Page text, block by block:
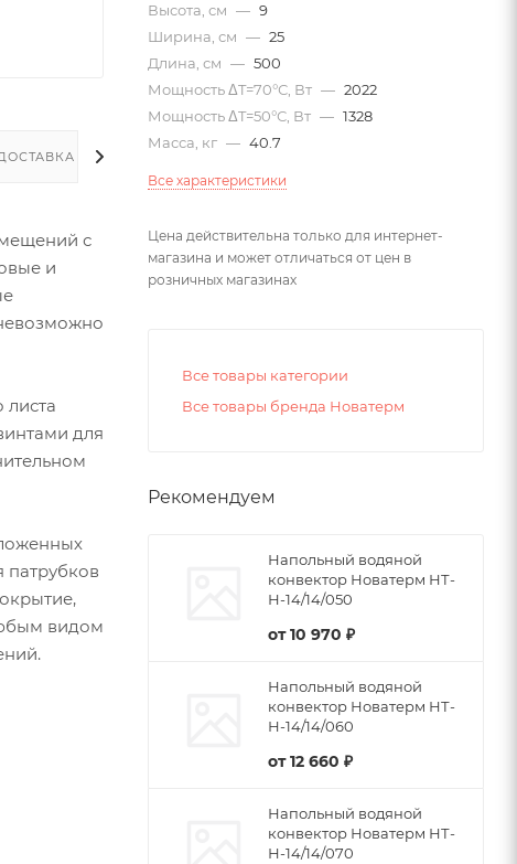
с
и
листа
для
патрубков
видом
Высота, см — 9
Ширина, см — 25
Длина, см — 500
Мощность ΔT=70°С, Вт — 2022
Мощность ΔT=50°С, Вт — 1328
Масса, кг — 40.7
Все характеристики
Цена действительна только для интернет-
магазина и может отличаться от цен в
розничных магазинах
Все товары категории
Все товары бренда Новатерм
Рекомендуем
Напольный водяной
конвектор Новатерм НТ-
Н-14/14/050
от10 970 ₽
Напольный водяной
конвектор Новатерм НТ-
Н-14/14/060
от12 660 ₽
Напольный водяной
конвектор Новатерм НТ-
Н-14/14/070